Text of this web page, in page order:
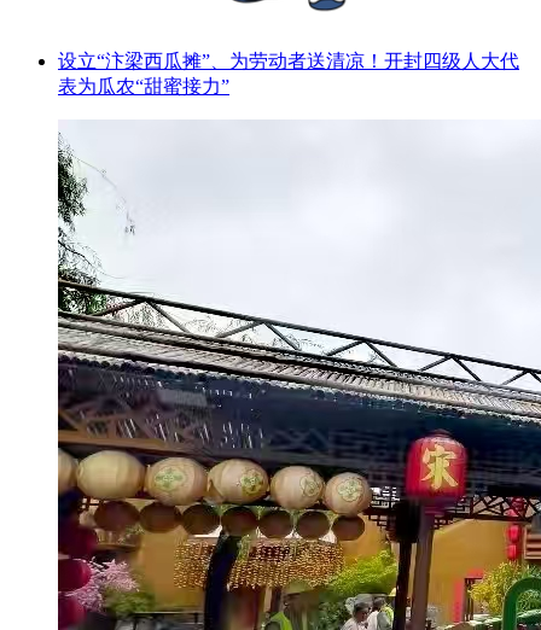
设立“汴梁西瓜摊”、为劳动者送清凉！开封四级人大代
表为瓜农“甜蜜接力”